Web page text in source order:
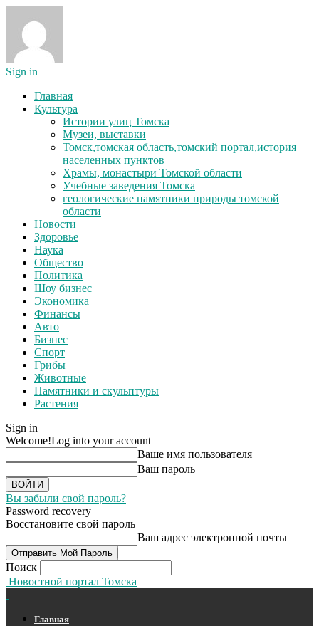
Sign in
Главная
Культура
Истории улиц Томска
Музеи, выставки
Томск,томская область,томский портал,история
населенных пунктов
Храмы, монастыри Томской области
Учебные заведения Томска
геологические памятники природы томской
области
Новости
Здоровье
Наука
Общество
Политика
Шоу бизнес
Экономика
Финансы
Авто
Бизнес
Спорт
Грибы
Животные
Памятники и скульптуры
Растения
Sign in
Welcome!Log into your account
Ваше имя пользователя
Ваш пароль
Вы забыли свой пароль?
Password recovery
Восстановите свой пароль
Ваш адрес электронной почты
Поиск
Новостной портал Томска
Главная